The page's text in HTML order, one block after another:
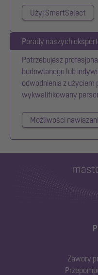
Użyj SmartSelect
Porady naszych
Potrzebujesz
budowlanego lub
odwodnienia z użyciem
wykwalifikowany
Możliwości
Zawory